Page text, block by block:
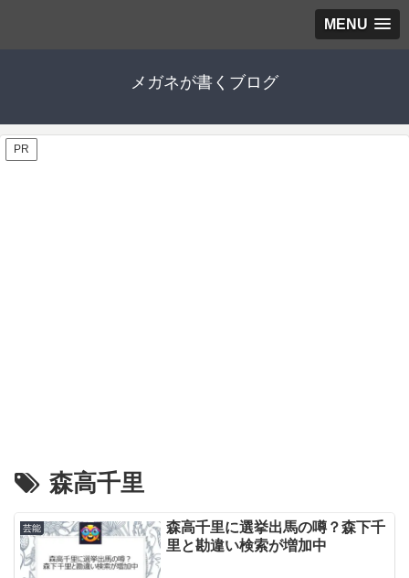
MENU
メガネが書くブログ
PR
森高千里
芸能
森高千里に選挙出馬の噂？森下千
里と勘違い検索が増加中